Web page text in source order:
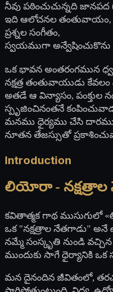
నీవు పఠించుచున్నది
ఇది ఆలోచనల తంతువాయం,
ప్రశ్నల సంగీతం,
స్వయముగా అన్వేషించుకొను
ఒక భావన అంతరంగమున
నక్షత్ర తంతువాయుడు కేవలం
అతడే ఆ విన్యాసం, పంక్తుల
స్పృజించినంతనే
మనము ధైర్యము చేసి
నూతన తేజస్సుతో
Introduction
లియోరా - నక్షత్రాల
కవితాత్మక గాథ ముసుగులో
ఒక "నక్షత్రాల నేతగాడు"
నమ్మే సంస్కృతి నుండి
ముందుకు సాగే ధైర్యానికి ఒక
మన దైనందిన జీవితంలో,